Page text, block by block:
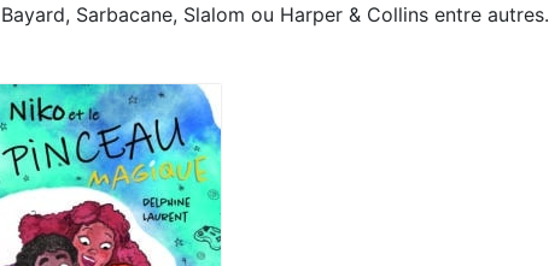
Bayard, Sarbacane, Slalom ou Harper & Collins entre autres.